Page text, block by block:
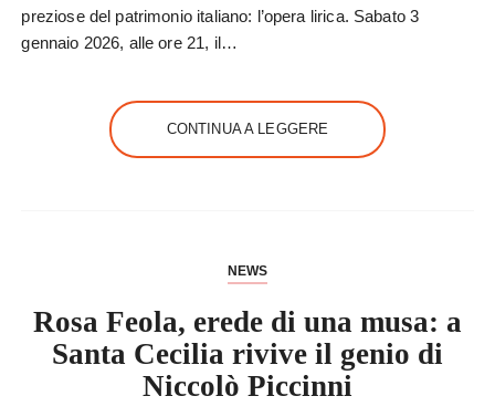
preziose del patrimonio italiano: l’opera lirica. Sabato 3
gennaio 2026, alle ore 21, il…
CONTINUA A LEGGERE
NEWS
Rosa Feola, erede di una musa: a
Santa Cecilia rivive il genio di
Niccolò Piccinni